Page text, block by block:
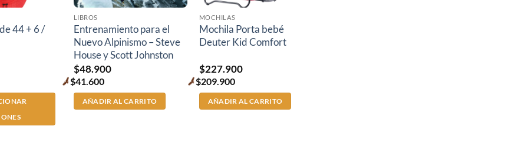
44 + 6 /
LIBROS
Entrenamiento para el
Nuevo Alpinismo – Steve
House y Scott Johnston
$48.900
Premium
price
$41.600
AÑADIR AL CARRITO
MOCHILAS
Mochila Porta bebé
Deuter Kid Comfort
$227.900
Premium
price
$209.900
AÑADIR AL CARRITO